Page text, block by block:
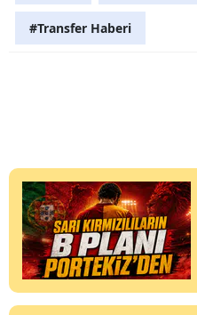
#Transfer Haberi